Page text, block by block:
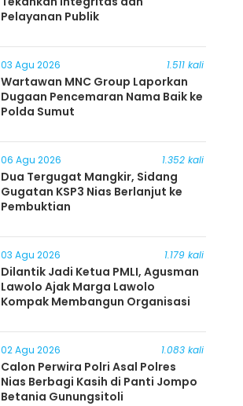
Pelayanan Publik
03 Agu 2026 1.511 kali
Wartawan MNC Group Laporkan
Dugaan Pencemaran Nama Baik ke
Polda Sumut
06 Agu 2026 1.352 kali
Dua Tergugat Mangkir, Sidang
Gugatan KSP3 Nias Berlanjut ke
Pembuktian
03 Agu 2026 1.179 kali
Dilantik Jadi Ketua PMLI, Agusman
Lawolo Ajak Marga Lawolo
Kompak Membangun Organisasi
02 Agu 2026 1.083 kali
Calon Perwira Polri Asal Polres
Nias Berbagi Kasih di Panti Jompo
Betania Gunungsitoli